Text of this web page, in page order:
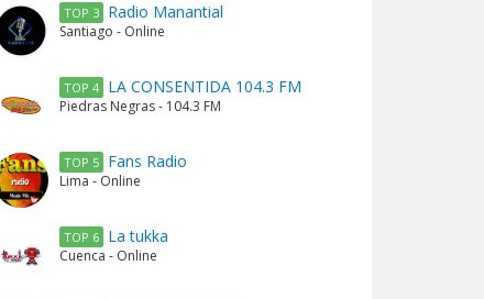
TOP 3 Radio Manantial
Santiago - Online
TOP 4 LA CONSENTIDA 104.3 FM
Piedras Negras - 104.3 FM
TOP 5 Fans Radio
Lima - Online
TOP 6 La tukka
Cuenca - Online